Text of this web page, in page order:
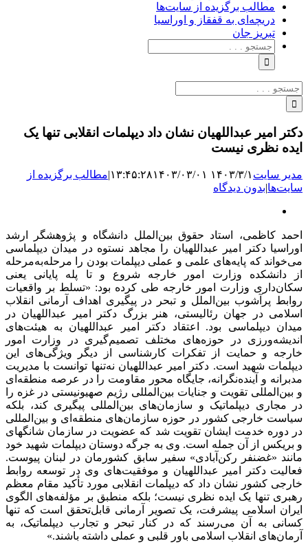
مطالب برگزیده از سایت‌ها
دریچه‌ای به قفقاز و اوراسیا
تبریزِ جان
جستجو
برای:
جستجو
برای:
دکتر امیر عبداللهیان نشان داد دیپلمات انقلابی تنها یک
ایده نظری نیست
مدیر سایت ۱۴۰۳/۳/۱ ۱۳:۴۵:۲۸ ۱۴۰۳/۰۳/۰۱ |مطالب برگزیده از
سایت‌ها|بدون دیدگاه
بزرگ
احمد کاظمی، استاد حقوق بین‌الملل دانشگاه و پژوهشگر ارشد
اوراسیا دکتر امیر عبداللهیان را مجاهد نستوه در میدان دیپلماسی
می‌خواند که پایه‌های علمی و عملی دیپلمات بودن را مرحله‌به‌مرحله
از دانشکده وزارت امور خارجه شروع و تا پله پایانی یعنی
سکان‌داری وزارت امور خارجه طی کرده بود: «تسلط بر واقعیات
روابط پرآشوب بین‌الملل و تبحر در پیگیری اهداف آرمانی انقلاب
اسلامی در جهان رئالیستی، هنر بزرگ دکتر امیر عبداللهیان در
میدان دیپلماسی بود. اعتقاد دکتر امیر عبداللهیان به هیئت‌های
اندیشه‌ورزی در حوزه‌های مختلف تصمیم‌گیری در وزارت امور
خارجه و حمایت از تفکرات کارشناسی از دیگر ویژگی‌های این
دیپلمات شهید است. دکتر امیر عبداللهیان نه‌تنها توانست با مدیریت
مدبرانه و آینده‌نگرانه، جایگاه محور مقاومت را در عرصه منطقه‌ای
و بین‌المللی تقویت و جنایات بین‌المللی رژیم صهیونیستی در غزه را
در مجاری دیپلماتیک و سازمان‌های بین‌المللی پیگیری کند، بلکه
سیاست خارجی کشور در حوزه سازمان‌های منطقه‌ای و بین‌المللی
در دوره خدمت ایشان تقویت شد که عضویت در سازمان شانگهای
و بریکس از آن جمله است. وی به جرگه دوستان دیپلمات شهید خود
مانند «غضنفر رکن‌آبادی» سفیر سابق کشورمان در لبنان پیوست.
فعالیت دکتر امیر عبداللهیان و موفقیت‌های وی در توسعه روابط
خارجی کشور نشان داد که دیپلمات انقلابی مورد تأکید مقام معظم
رهبری تنها یک ایده نظری نیست؛ بلکه منطبق بر مؤلفه‌های الگوی
ایران اسلامی پیشرفت، یک تصویر آرمانی قابل‌تحقق است که تنها
کسانی به آن می‌رسند که در کنار تبحر و تجارب دیپلماتیک، به
آرمان‌های انقلاب اسلامی باور قلبی و عملی داشته باشند.»